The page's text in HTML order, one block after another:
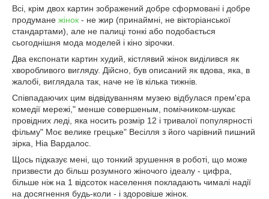
Всі, крім двох картин зображений добре сформовані і добре
продумане жінок - не жир (принаймні, не вікторіанської
стандартами), але не палиці тонкі або подобається
сьогоднішня мода моделей і кіно зірочки.
Два експонати картин худий, кістлявий жінок виділився як
хворобливого вигляду. Дійсно, був описаний як вдова, яка, в
жалобі, виглядала так, наче не їв кілька тижнів.
Співпадаючих цим відвідуванням музею відбулася прем'єра
комедії мережі," менше совершеным, помічником-шукає
провідних леді, яка носить розмір 12 і тривалої популярності
фільму" Моє велике грецьке" Весілля з його чарівний пишний
зірка, Ніа Вардалос.
Щось підказує мені, що тонкий зрушення в роботі, що може
призвести до більш розумного жіночого ідеалу - цифра,
більше ніж на 1 відсоток населення покладають чималі надії
на досягнення будь-коли - і здоровіше жінок.